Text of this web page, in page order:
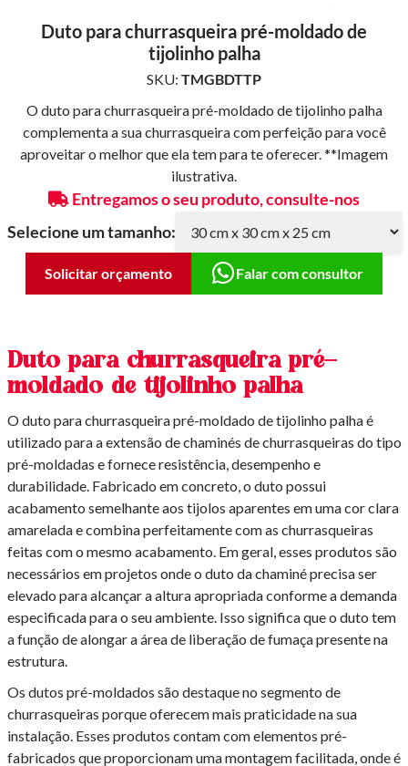
Duto para churrasqueira pré-moldado de
tijolinho palha
SKU: TMGBDTTP
O duto para churrasqueira pré-moldado de tijolinho palha
complementa a sua churrasqueira com perfeição para você
aproveitar o melhor que ela tem para te oferecer. **Imagem
ilustrativa.
Entregamos o seu produto, consulte-nos
Selecione um tamanho:
Solicitar orçamento Falar com consultor
Duto para churrasqueira pré-
moldado de tijolinho palha
O duto para churrasqueira pré-moldado de tijolinho palha é
utilizado para a extensão de chaminés de churrasqueiras do tipo
pré-moldadas e fornece resistência, desempenho e
durabilidade. Fabricado em concreto, o duto possui
acabamento semelhante aos tijolos aparentes em uma cor clara
amarelada e combina perfeitamente com as churrasqueiras
feitas com o mesmo acabamento. Em geral, esses produtos são
necessários em projetos onde o duto da chaminé precisa ser
elevado para alcançar a altura apropriada conforme a demanda
especificada para o seu ambiente. Isso significa que o duto tem
a função de alongar a área de liberação de fumaça presente na
estrutura.
Os dutos pré-moldados são destaque no segmento de
churrasqueiras porque oferecem mais praticidade na sua
instalação. Esses produtos contam com elementos pré-
fabricados que proporcionam uma montagem facilitada, onde é